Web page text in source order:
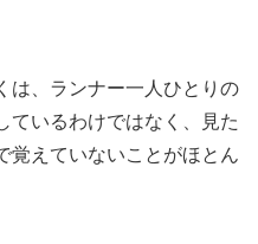
は、ランナー一人ひとりの
ているわけではなく、見た
覚えていないことがほとん